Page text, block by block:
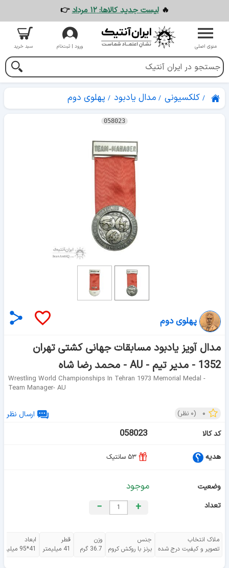
🔥لیست جدید کالاها: ۱۲ مرداد 👉
منوی اصلی ورود | ثبت‌نام سبد خرید
کلکسیونی مدال یادبود پهلوی دوم
058023
پهلوی دوم
مدال آویز یادبود مسابقات جهانی کشتی تهران
1352 - مدیر تیم - AU - محمد رضا شاه
Wrestling World Championships In Tehran 1973 Memorial Medal -
Team Manager- AU
۰ (۰ نظر)
ارسال نظر
کد کالا
058023
هدیه
وضعیت موجود
تعداد +
−
ملاک انتخاب
تصویر و کیفیت درج شده
جنس
برنز با روکش کروم
وزن
36.7 گرم
قطر
41 میلیمتر
ابعاد
41*95 میلیمتر